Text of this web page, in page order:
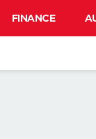
FINANCE